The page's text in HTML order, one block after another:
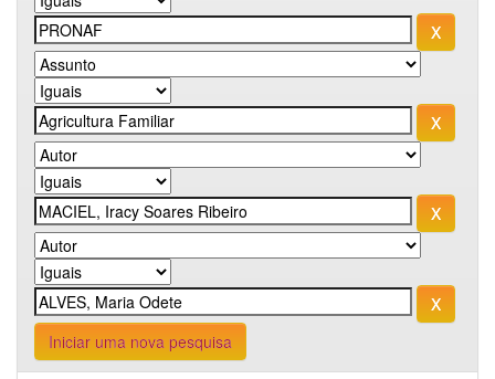
Iniciar uma nova pesquisa